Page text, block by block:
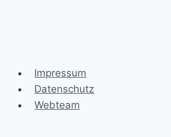
Impressum
Datenschutz
Webteam